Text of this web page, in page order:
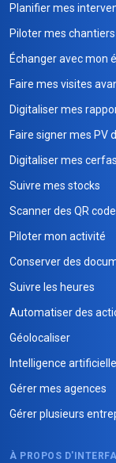
Planifier mes
Piloter mes chantiers
Échanger avec mon
Faire mes visites
Digitaliser mes
Faire signer mes PV
Digitaliser mes
Suivre mes stocks
Scanner des QR
Piloter mon activité
Conserver des
Suivre les heures
Automatiser des
Géolocaliser
Intelligence artificielle
Gérer mes agences
Gérer plusieurs
À PROPOS